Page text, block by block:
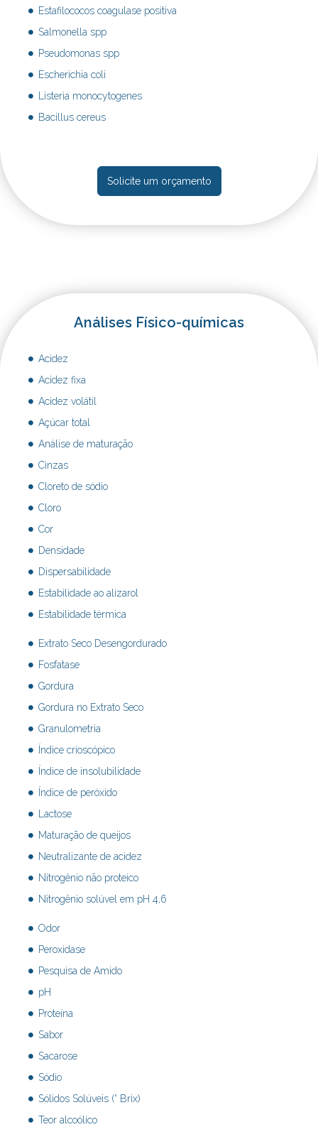
Estafilococos coagulase positiva
Salmonella spp
Pseudomonas spp
Escherichia coli
Listeria monocytogenes
Bacillus cereus
Solicite um orçamento
Análises Físico-químicas
Acidez
Acidez fixa
Acidez volátil
Açúcar total
Análise de maturação
Cinzas
Cloreto de sódio
Cloro
Cor
Densidade
Dispersabilidade
Estabilidade ao alizarol
Estabilidade térmica
Extrato Seco Desengordurado
Fosfatase
Gordura
Gordura no Extrato Seco
Granulometria
Índice crioscópico
Índice de insolubilidade
Índice de peróxido
Lactose
Maturação de queijos
Neutralizante de acidez
Nitrogênio não proteico
Nitrogênio solúvel em pH 4,6
Odor
Peroxidase
Pesquisa de Amido
pH
Proteína
Sabor
Sacarose
Sódio
Sólidos Solúveis (° Brix)
Teor alcoólico